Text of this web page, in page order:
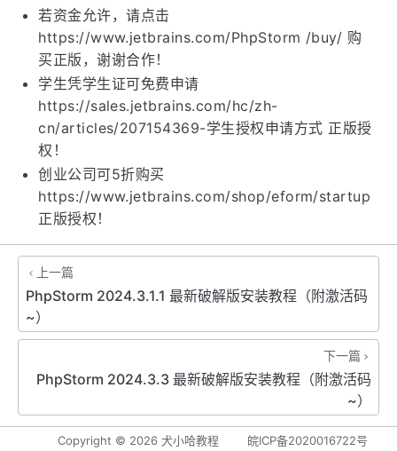
若资金允许，请点击
https://www.jetbrains.com/PhpStorm /buy/ 购
买正版，谢谢合作！
学生凭学生证可免费申请
https://sales.jetbrains.com/hc/zh-
cn/articles/207154369-学生授权申请方式 正版授
权！
创业公司可5折购买
https://www.jetbrains.com/shop/eform/startup
正版授权！
上一篇
PhpStorm 2024.3.1.1 最新破解版安装教程（附激活码
~）
下一篇
PhpStorm 2024.3.3 最新破解版安装教程（附激活码
~）
Copyright © 2026 犬小哈教程 皖ICP备2020016722号